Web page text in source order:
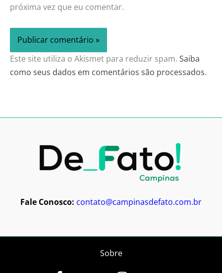
próxima vez que eu comentar.
Este site utiliza o Akismet para reduzir spam. Saiba
como seus dados em comentários são processados.
Fale Conosco: contato@campinasdefato.com.br
Sobre